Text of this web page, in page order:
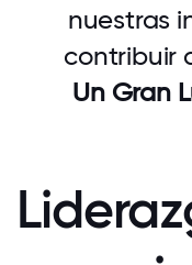
nuestras
contribuir
Un Gran